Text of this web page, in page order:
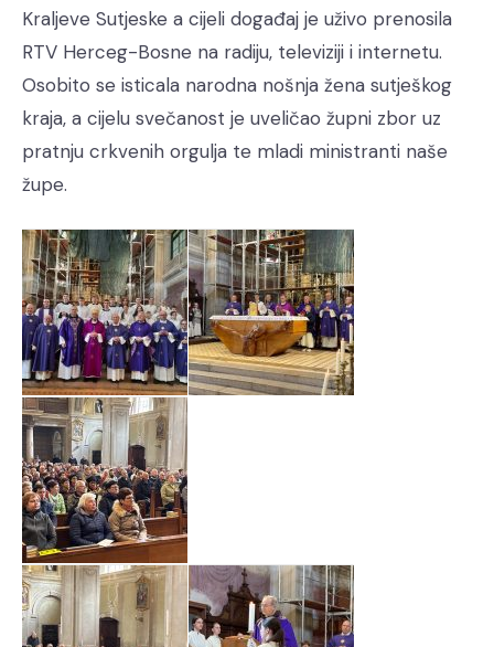
Kraljeve Sutjeske a cijeli događaj je uživo prenosila
RTV Herceg-Bosne na radiju, televiziji i internetu.
Osobito se isticala narodna nošnja žena sutješkog
kraja, a cijelu svečanost je uveličao župni zbor uz
pratnju crkvenih orgulja te mladi ministranti naše
župe.